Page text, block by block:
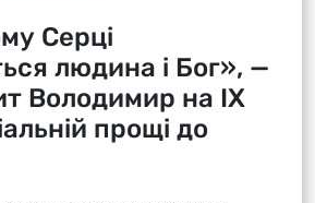
Серці
людина і Бог», —
Володимир на ІХ
прощі до